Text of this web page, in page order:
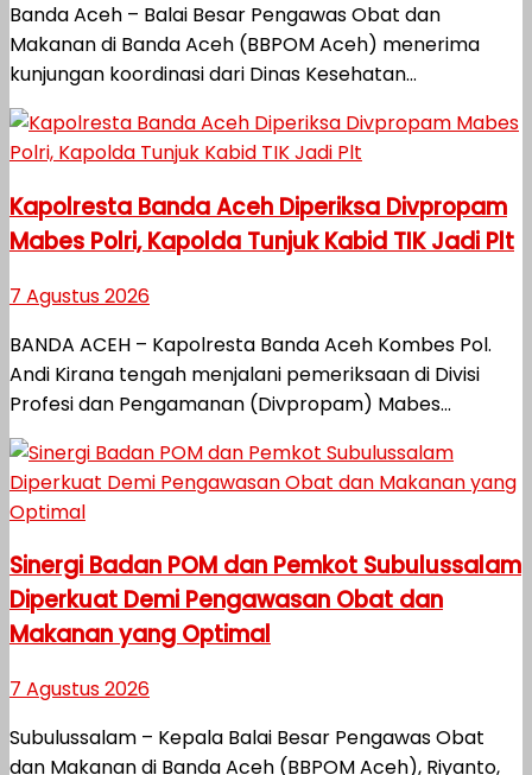
Banda Aceh – Balai Besar Pengawas Obat dan
Makanan di Banda Aceh (BBPOM Aceh) menerima
kunjungan koordinasi dari Dinas Kesehatan...
Kapolresta Banda Aceh Diperiksa Divpropam
Mabes Polri, Kapolda Tunjuk Kabid TIK Jadi Plt
7 Agustus 2026
BANDA ACEH – Kapolresta Banda Aceh Kombes Pol.
Andi Kirana tengah menjalani pemeriksaan di Divisi
Profesi dan Pengamanan (Divpropam) Mabes...
Sinergi Badan POM dan Pemkot Subulussalam
Diperkuat Demi Pengawasan Obat dan
Makanan yang Optimal
7 Agustus 2026
Subulussalam – Kepala Balai Besar Pengawas Obat
dan Makanan di Banda Aceh (BBPOM Aceh), Riyanto,